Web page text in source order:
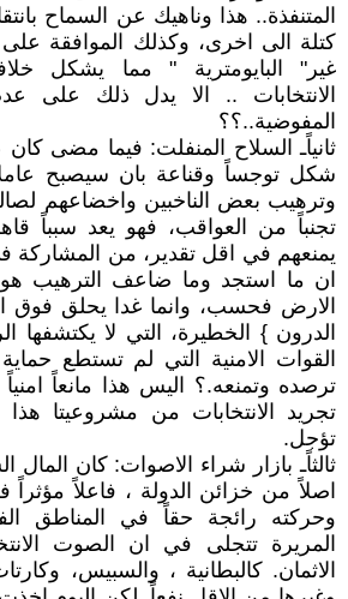
المتنفذة.. هذا وناهيك عن السماح
كتلة الى اخرى، وكذلك الموافقة على
غير" البايومترية " مما يشكل
الانتخابات .. الا يدل ذلك على
المفوضية..؟؟
ثانياًـ السلاح المنفلت: فيما مضى
شكل توجساً وقناعة بان سيصبح
وترهيب بعض الناخبين واخضاعهم
تجنباً من العواقب، فهو يعد سبباً
يمنعهم في اقل تقدير، من المشاركة
ان ما استجد وما ضاعف الترهيب
الارض فحسب، وانما غدا يحلق فوق
الدرون } الخطيرة، التي لا يكتشفها
القوات الامنية التي لم تستطع
ترصده وتمنعه.؟ اليس هذا مانعاً
تجريد الانتخابات من مشروعيتا
تؤجل.
ثالثاًـ بازار شراء الاصوات: كان
اصلاً من خزائن الدولة ، فاعلاً
وحركته رائجة حقاً في المناطق
المريرة تتجلى في ان الصوت
الاثمان. كالبطانية ، والسبيس،